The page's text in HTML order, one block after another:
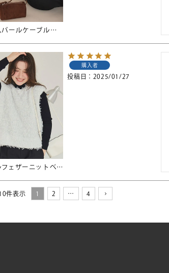
ランダムパールケーブルニット
チュールフェザーニットベスト
購入者
投稿日 2025/01/27
件表示 1 2 … 4